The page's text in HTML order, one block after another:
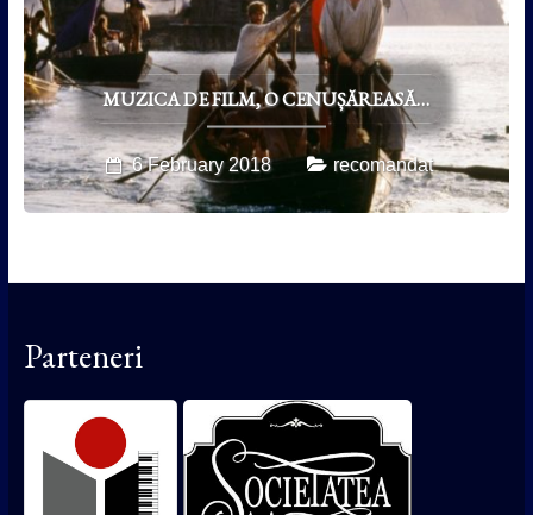
MUZICA DE FILM, O CENUȘĂREASĂ…
6 February 2018 recomandat
Parteneri